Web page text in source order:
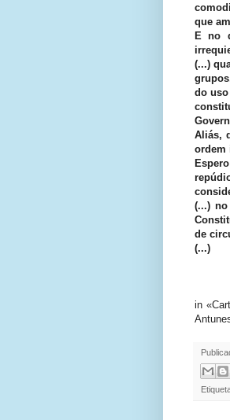
que
E no
(...)
do
Aliás,
ordem
(...)
de
(...)
in